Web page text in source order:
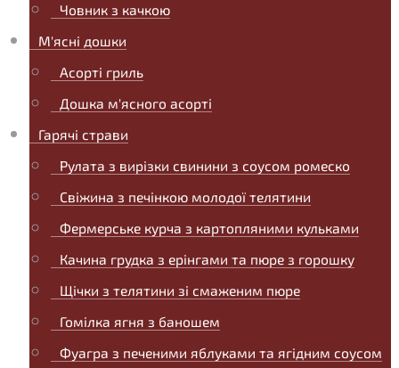
Човник з качкою
М'ясні дошки
Асорті гриль
Дошка м'ясного асорті
Гарячі страви
Рулата з вирізки свинини з соусом ромеско
Свіжина з печінкою молодої телятини
Фермерське курча з картопляними кульками
Качина грудка з ерінгами та пюре з горошку
Щічки з телятини зі смаженим пюре
Гомілка ягня з баношем
Фуагра з печеними яблуками та ягідним соусом